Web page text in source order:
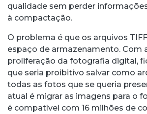
qualidade sem perder
à compactação.
O problema é que os arquivos
espaço de armazenamento. Com
proliferação da fotografia digital,
que seria proibitivo salvar como
todas as fotos que se queria
atual é migrar as imagens para o
é compatível com 16 milhões de